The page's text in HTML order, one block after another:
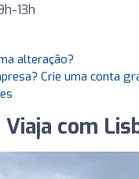
13h
alteração?
Crie uma conta
com